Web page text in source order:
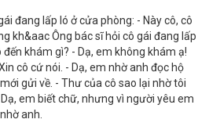
đang lấp ló ở cửa phòng: - Này cô, cô
kh&aac Ông bác sĩ hỏi cô gái đang lấp
đến khám gì? - Dạ, em không khám ạ!
cô cứ nói. - Dạ, em nhờ anh đọc hộ
gửi về. - Thư của cô sao lại nhờ tôi
em biết chữ, nhưng vì người yêu em
anh.